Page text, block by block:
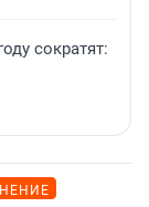
сократят: